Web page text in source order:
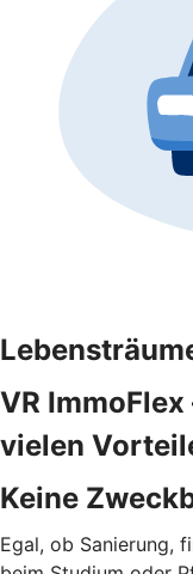
VR
vielen
Keine
Egal, ob Sanierung,